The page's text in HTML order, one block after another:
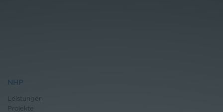
NHP
Leistungen
Projekte